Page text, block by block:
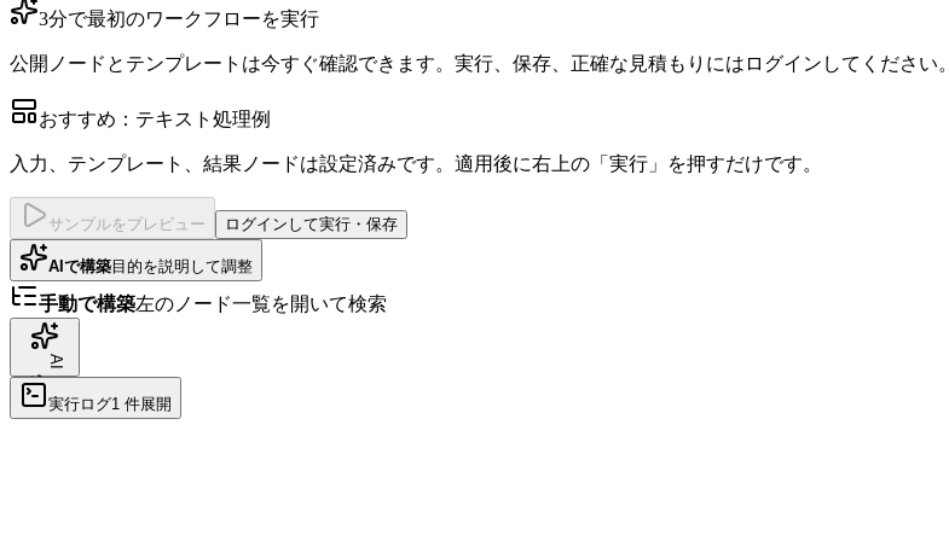
3分で最初のワークフローを実行
公開ノードとテンプレートは今すぐ確認できます。実行、保存、正確な見積もりにはログインしてください。
おすすめ：テキスト処理例
入力、テンプレート、結果ノードは設定済みです。適用後に右上の「実行」を押すだけです。
サンプルをプレビュー ログインして実行・保存
AIで構築目的を説明して調整
手動で構築左のノード一覧を開いて検索
A
実行ログ1 件 展開